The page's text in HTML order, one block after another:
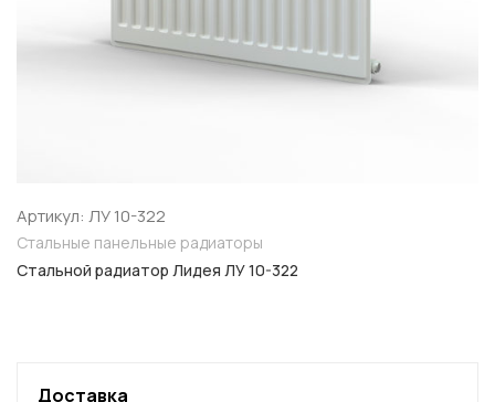
Артикул: ЛУ 10-322
Стальные панельные радиаторы
Стальной радиатор Лидея ЛУ 10-322
Доставка